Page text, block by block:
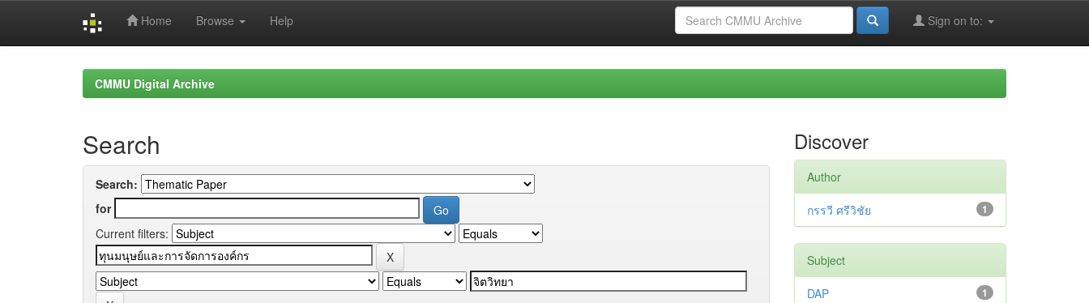
Home Browse Help Sign on to:
CMMU Digital Archive
Search
Search:
for
Current filters:
Discover
Author
1
กรรวี ศรีวิชัย
Subject
1
DAP